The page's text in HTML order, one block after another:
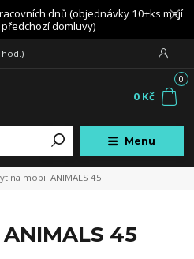
dnů (objednávky 10+ks mají
domluvy)
Menu
hod.)
0
0 Kč
na mobil ANIMALS 45
45